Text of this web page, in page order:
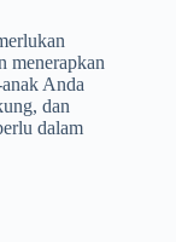
menerapkan
Anda
dan
dalam